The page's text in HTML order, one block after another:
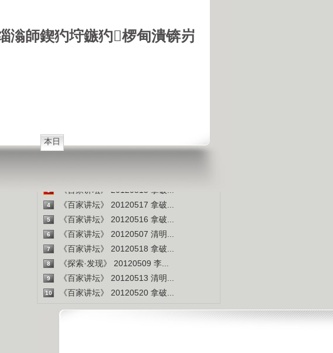
滃師鍥犳垨鏃犳椤甸潰锛岃
接触到18号机库最高机密的打字员
本日
《百家讲坛》 20120515 拿破...
4 《百家讲坛》 20120517 拿破...
5 《百家讲坛》 20120516 拿破...
6 《百家讲坛》 20120507 清明...
7 《百家讲坛》 20120518 拿破...
8 《探索·发现》 20120509 李...
9 《百家讲坛》 20120513 清明...
10 《百家讲坛》 20120520 拿破...